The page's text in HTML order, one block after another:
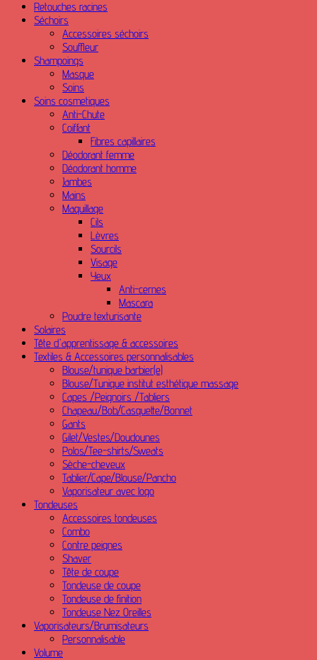
Retouches racines
Séchoirs
Accessoires séchoirs
Souffleur
Shampoings
Masque
Soins
Soins cosmetiques
Anti-Chute
Coiffant
Fibres capillaires
Déodorant femme
Déodorant homme
Jambes
Mains
Maquillage
Cils
Lèvres
Sourcils
Visage
Yeux
Anti-cernes
Mascara
Poudre texturisante
Solaires
Tête d'apprentissage & accessoires
Textiles & Accessoires personnalisables
Blouse/tunique barbier(e)
Blouse/Tunique institut esthétique massage
Capes /Peignoirs /Tabliers
Chapeau/Bob/Casquette/Bonnet
Gants
Gilet/Vestes/Doudounes
Polos/Tee-shirts/Sweats
Sèche-cheveux
Tablier/Cape/Blouse/Pancho
Vaporisateur avec logo
Tondeuses
Accessoires tondeuses
Combo
Contre peignes
Shaver
Tête de coupe
Tondeuse de coupe
Tondeuse de finition
Tondeuse Nez Oreilles
Vaporisateurs/Brumisateurs
Personnalisable
Volume